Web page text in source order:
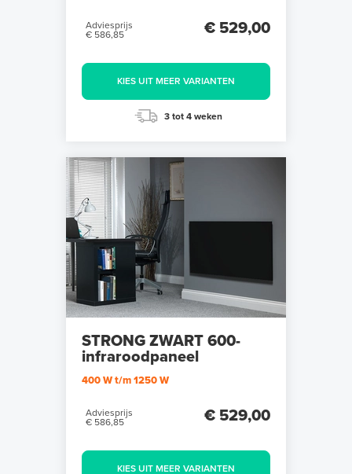
Adviesprijs
€ 586,85
€ 529,00
KIES UIT MEER VARIANTEN
3 tot 4 weken
STRONG ZWART 600-
infraroodpaneel
400 W t/m 1250 W
Adviesprijs
€ 586,85
€ 529,00
KIES UIT MEER VARIANTEN